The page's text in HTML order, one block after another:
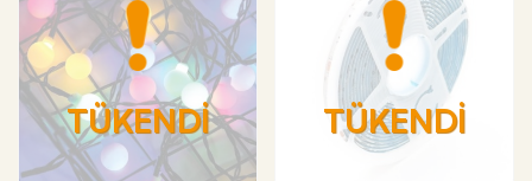
TÜKENDİ TÜKENDİ